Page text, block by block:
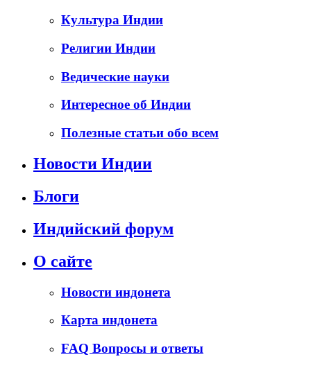
Культура Индии
Религии Индии
Ведические науки
Интересное об Индии
Полезные статьи обо всем
Новости Индии
Блоги
Индийский форум
О сайте
Новости индонета
Карта индонета
FAQ Вопросы и ответы